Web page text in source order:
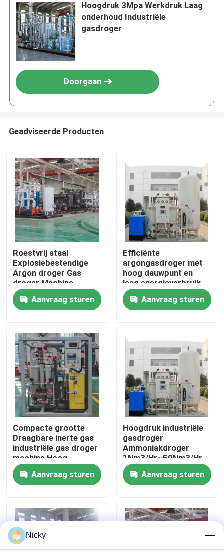
Thuis
Producten
Fabriekstocht
Kwaliteitscontrole
Neem contact met ons op
Nieuws
Vraag een offerte
PSA stikstofgasgeneratoren
De Generator van de hoge Zuiverheidsstikstof
Hoogdruk 3Mpa Werkdruk Laag
onderhoud Industriële
gasdroger
Doorgaan
Geadviseerde Producten
Roestvrij staal
Explosiebestendige
Argon droger Gas
droger Machine
Automatisch
Aanvraag sturen
Efficiënte
argongasdroger met
hoog dauwpunt en
laag energieverbruik
Aanvraag sturen
Compacte grootte
Draagbare inerte gas
industriële gas droger
machine Hoog
efficiënt
Aanvraag sturen
Hoogdruk industriële
gasdroger
Ammoniakdroger
1Nm3/Hr~50Nm3/Hr
Aanvraag sturen
Nicky